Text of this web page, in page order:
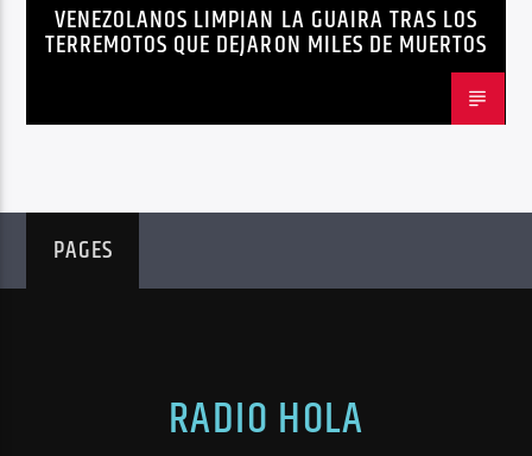
TERREMOTOS VENEZUELA
VENEZUELA
VENEZOLANOS LIMPIAN LA GUAIRA TRAS LOS
TERREMOTOS QUE DEJARON MILES DE MUERTOS
PAGES
RADIO HOLA